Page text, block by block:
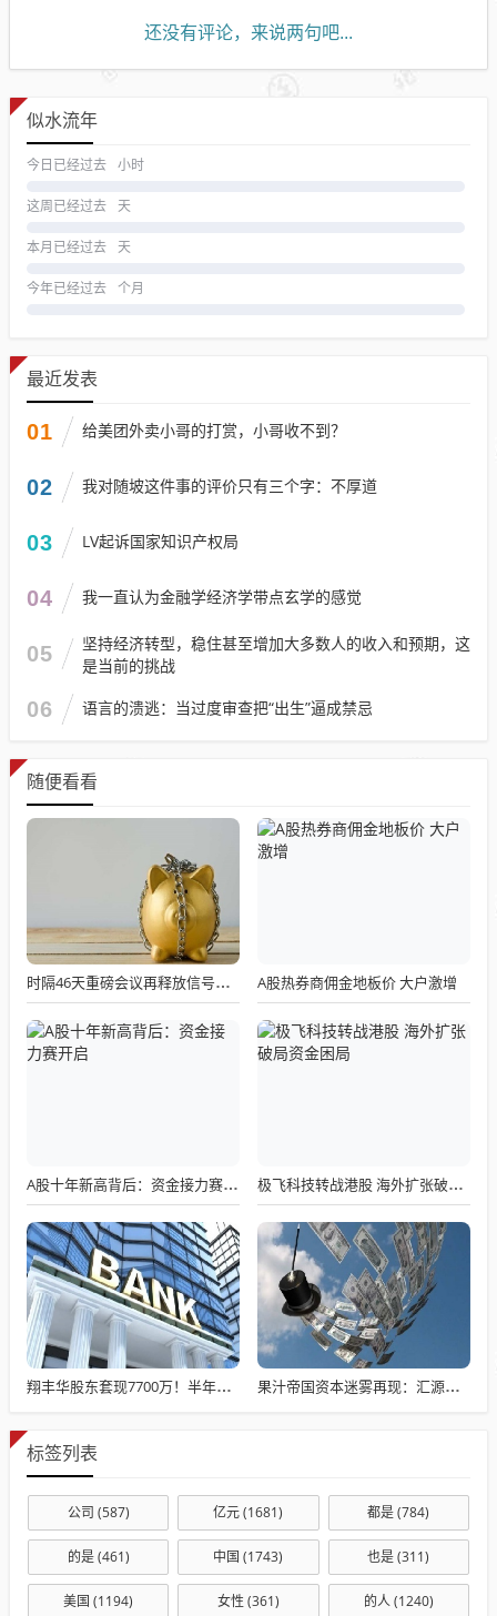
还没有评论，来说两句吧...
似水流年
今日已经过去 小时
这周已经过去 天
本月已经过去 天
今年已经过去 个月
最近发表
01 给美团外卖小哥的打赏，小哥收不到？
02 我对随坡这件事的评价只有三个字：不厚道
03 LV起诉国家知识产权局
04 我一直认为金融学经济学带点玄学的感觉
05
坚持经济转型，稳住甚至增加大多数人的收入和预期，这
是当前的挑战
06 语言的溃逃：当过度审查把“出生”逼成禁忌
随便看看
时隔46天重磅会议再释放信号：光伏反内卷战役全面升级 A股热券商佣金地板价 大户激增
A股十年新高背后：资金接力赛开启 极飞科技转战港股 海外扩张破局资金困局
翔丰华股东套现7700万！半年亏近300万，负债压力下股价还能撑多久？ 果汁帝国资本迷雾再现：汇源重组风暴再起
标签列表
公司 (587) 亿元(1681) 都是(784)
的是(461) 中国 (1743) 也是(311)
美国 (1194) 女性 (361) 的人(1240)